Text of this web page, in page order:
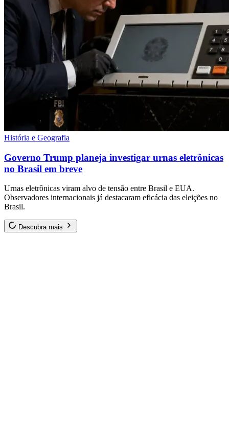
História e Geografia
Governo Trump planeja investigar urnas eletrônicas
no Brasil em breve
Urnas eletrônicas viram alvo de tensão entre Brasil e EUA.
Observadores internacionais já destacaram eficácia das eleições no
Brasil.
Descubra mais